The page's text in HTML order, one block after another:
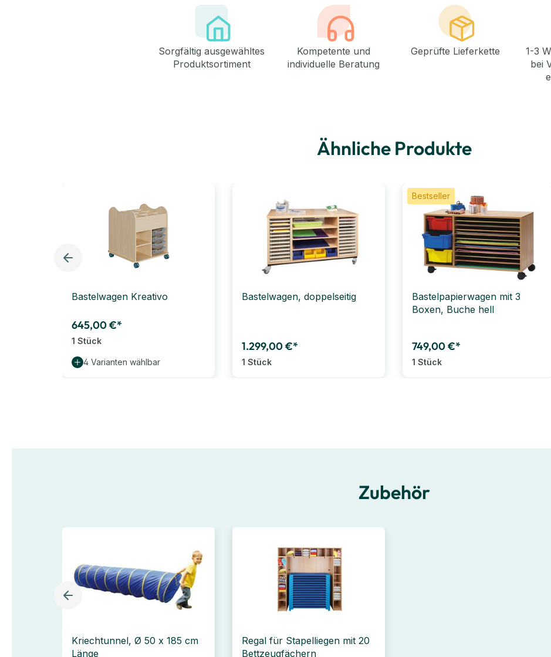
Sorgfältig ausgewähltes
Produktsortiment
Kompetente und
individuelle Beratung
Geprüfte Lieferkette
1-3
bei
Ähnliche Produkte
Bastelwagen Kreativo
645,00 €*
1 Stück
4 Varianten wählbar
Bastelwagen, doppelseitig
1.299,00 €*
1 Stück
Bestseller
Bastelpapierwagen mit 3
Boxen, Buche hell
749,00 €*
1 Stück
Zubehör
Kriechtunnel, Ø 50 x 185 cm
Länge
Regal für Stapelliegen mit 20
Bettzeugfächern